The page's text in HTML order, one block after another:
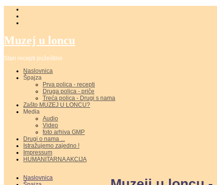
Muzej u loncu
Stari recepti požeštine
Naslovnica
Špajza
Prva polica - recepti
Druga polica - priče
Treća polica - Drugi s nama
Zašto MUZEJ U LONCU?
Media
Audio
Video
foto arhiva GMP
Drugi o nama ...
Istražujemo zajedno !
Impressum
HUMANITARNA AKCIJA
Naslovnica